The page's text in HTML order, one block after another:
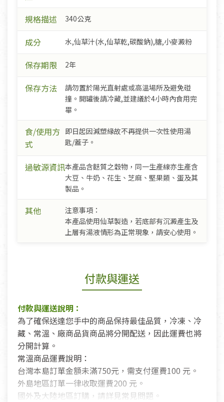
規格描述 340公克
成分 水,仙草汁(水,仙草乾,碳酸鈉),糖,小麥澱粉
保存期限 2年
保存方法
請勿置於陽光直射處或高溫場所及避免碰
撞。開罐後請冷藏,並建議於4小時內食用完
畢。
食/使用方
式
即日起因減塑緣故不再提供一次性使用湯
匙/蓋子。
過敏源資訊本產品含麩質之穀物，同一生產線亦生產含
大豆、牛奶、花生、芝麻、堅果類、蛋及其
製品。
其他
注意事項：
本產品使用仙草製造，若底部有沉澱產生及
上層有湯液情形為正常現象，請安心使用。
付款與運送
付款與運送說明：
為了確保送達您手中的商品保持最佳品質，冷凍、冷
藏、常溫、廠商品貨商品將分開配送，因此運費也將
分開計算。
常溫商品運費說明：
台灣本島訂單金額未滿750元，需支付運費100 元。
外島地區訂單一律收取運費200 元。
國外及大陸地區訂購，請詳見常見問題。